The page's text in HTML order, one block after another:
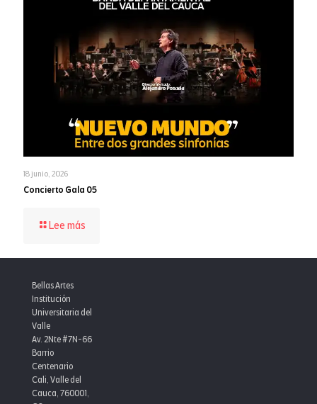
18 junio, 2026
Concierto Gala 05
Lee más
Bellas Artes
Institución
Universitaria del
Valle
Av. 2Nte #7N-66
Barrio
Centenario
Cali, Valle del
Cauca, 760001,